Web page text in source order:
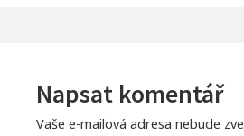
Napsat komentář
Vaše e-mailová adresa nebude